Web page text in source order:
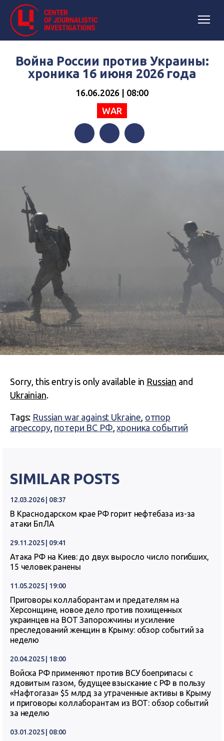
Война России против Украины:
хроника 16 июня 2026 года
16.06.2026 | 08:00
WAR
FacebookTwitterTelegram
Sorry, this entry is only available in Russian and
Ukrainian.
Tags: Russian war against Ukraine, отпор
агрессору, потери ВС РФ,хроника событий
SIMILAR POSTS
12.03.2026 | 08:37
В Краснодарском крае РФ горит нефтебаза из-за
атаки БпЛА
29.11.2025 | 09:41
Атака РФ на Киев: до двух выросло число погибших,
15 человек ранены
11.05.2025 | 19:00
Приговоры коллаборантам и предателям на
Херсонщине, новое дело против похищенных
украинцев на ВОТ Запорожчины и усиление
преследований женщин в Крыму: обзор событий за
неделю
20.04.2025 | 18:00
Войска РФ применяют против ВСУ боеприпасы с
ядовитым газом, будущее взыскание с РФ в пользу
«Нафтогаза» $5 млрд за утраченные активы в Крыму
и приговоры коллаборантам из ВОТ: обзор событий
за неделю
03.01.2025 | 08:00